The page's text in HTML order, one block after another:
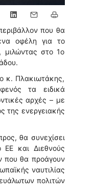
που θα
οφέλη για το
μιλώντας στο 1o
κ. Πλακιωτάκης,
τα ειδικά
αρχές – με
της ενεργειακής
θα συνεχίσει
ΕΕ και Διεθνούς
που θα προάγουν
ναυτιλίας
πολιτών